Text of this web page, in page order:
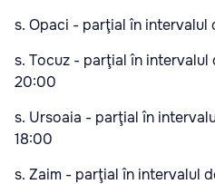
s. Opaci - parţial în intervalul
s. Tocuz - parţial în
20:00
s. Ursoaia - parţial în
18:00
s. Zaim - parţial în intervalul